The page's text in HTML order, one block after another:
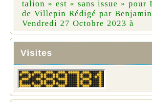
talion » est « sans issue » pour
de Villepin Rédigé par
Vendredi 27 Octobre 2023 à
Visites